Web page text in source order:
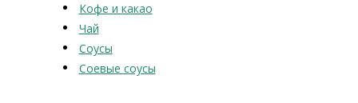
Кофе и какао
Чай
Соусы
Соевые соусы